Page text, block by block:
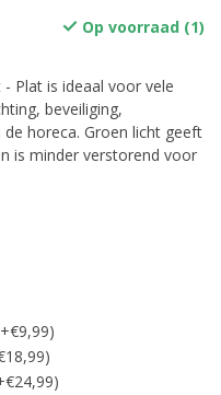
Op voorraad (1)
Plat is ideaal voor vele
beveiliging,
horeca. Groen licht geeft
is minder verstorend voor